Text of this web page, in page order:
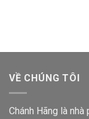
VỀ CHÚNG TÔI
Chánh Hãng là